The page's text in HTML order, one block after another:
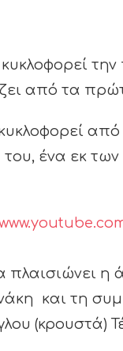
από τα
από
του, ένα εκ
πλαισιώνει
και τη
(κρουστά)